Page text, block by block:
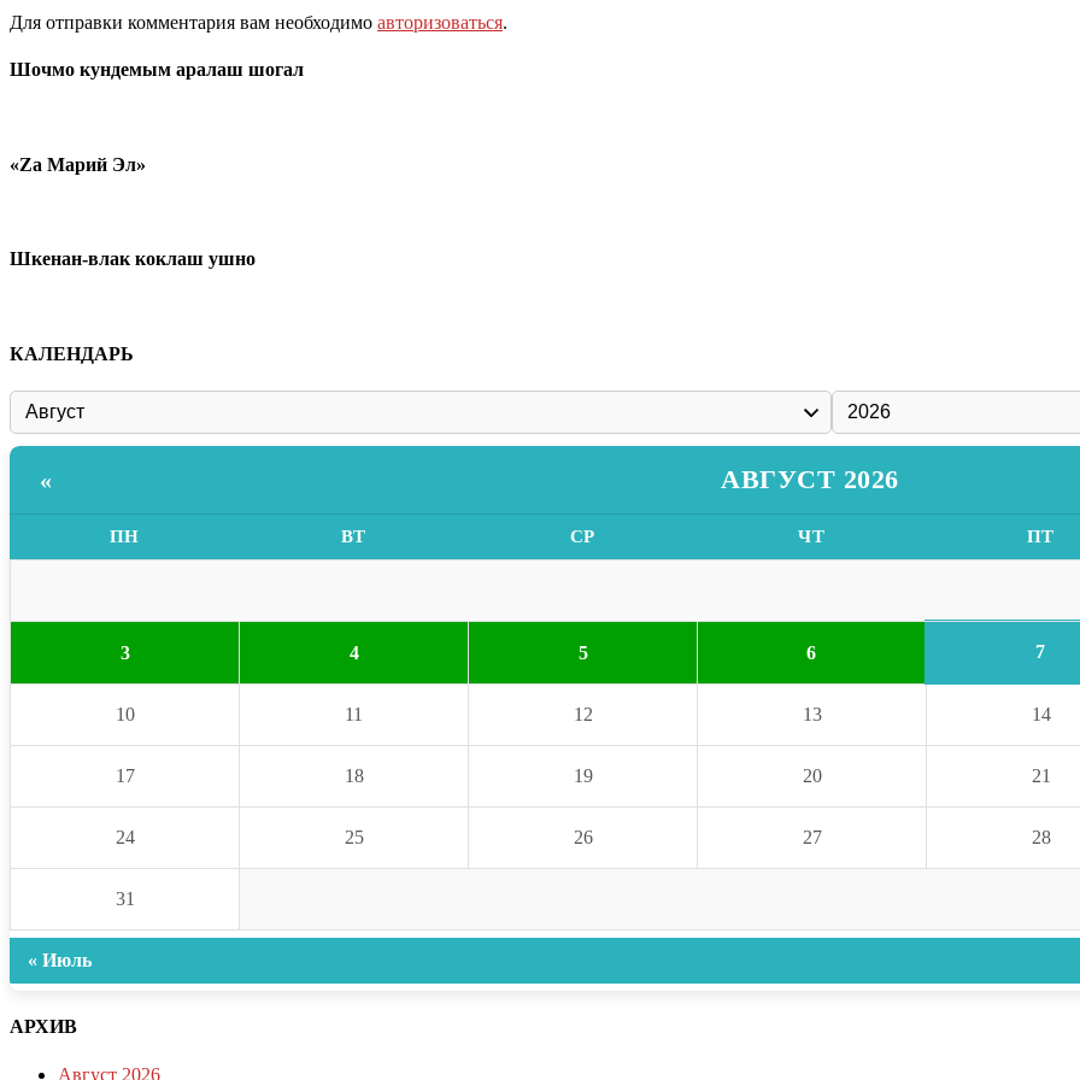
Для отправки комментария вам необходимо авторизоваться.
Шочмо кундемым аралаш шогал
«Zа Марий Эл»
Шкенан-влак коклаш ушно
КАЛЕНДАРЬ
« АВГУСТ 2026
ПН ВТ СР ЧТ ПТ
3 4 5 6 7
10 11 12 13 14
17 18 19 20 21
24 25 26 27 28
31
« Июль
АРХИВ
Август 2026